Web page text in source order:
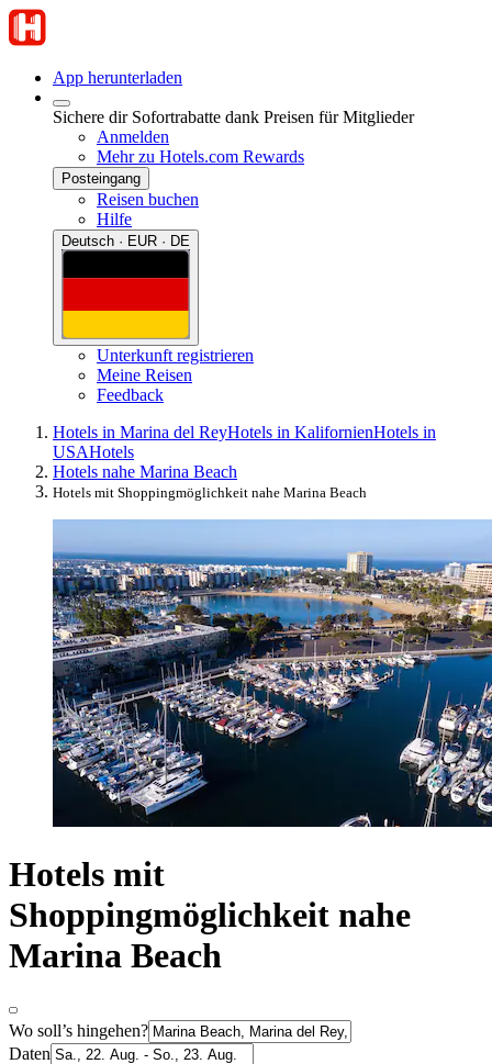
App herunterladen
Sichere dir Sofortrabatte dank Preisen für Mitglieder
Anmelden
Mehr zu Hotels.com Rewards
Posteingang
Reisen buchen
Hilfe
Deutsch · EUR · DE
Unterkunft registrieren
Meine Reisen
Feedback
Hotels in Marina del ReyHotels in KalifornienHotels in
USAHotels
Hotels nahe Marina Beach
Hotels mit Shoppingmöglichkeit nahe Marina Beach
Hotels mit
Shoppingmöglichkeit nahe
Marina Beach
Wo soll’s hingehen?
Daten